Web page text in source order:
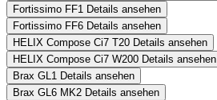
Fortissimo FF1 Details ansehen
Fortissimo FF6 Details ansehen
HELIX Compose Ci7 T20 Details ansehen
HELIX Compose Ci7 W200 Details ansehen
Brax GL1 Details ansehen
Brax GL6 MK2 Details ansehen